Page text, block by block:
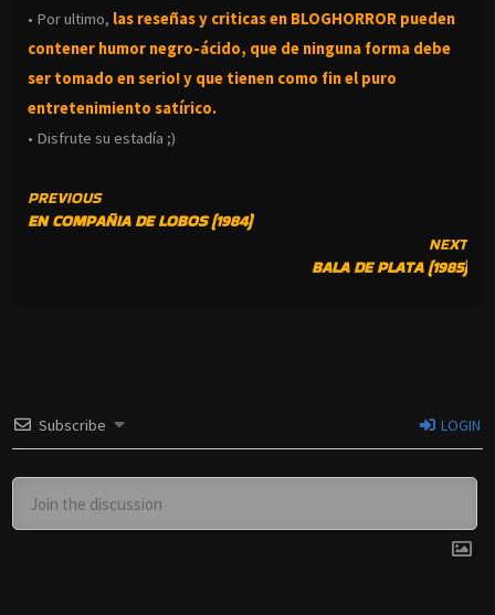
• Por ultimo, las reseñas y criticas en BLOGHORROR pueden
contener humor negro-ácido, que de ninguna forma debe
ser tomado en serio! y que tienen como fin el puro
entretenimiento satírico.
• Disfrute su estadía ;)
CONTINUE
READING
PREVIOUS
EN COMPAÑIA DE LOBOS (1984)
NEXT
BALA DE PLATA (1985)
Subscribe LOGIN